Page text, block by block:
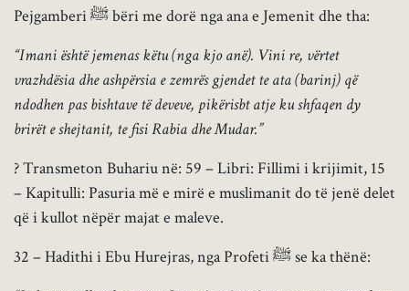
Pejgamberi ﷺ bëri me dorë nga ana e Jemenit dhe tha:
“Imani është jemenas këtu (nga kjo anë). Vini re, vërtet
vrazhdësia dhe ashpërsia e zemrës gjendet te ata (barinj) që
ndodhen pas bishtave të deveve, pikërisbt atje ku shfaqen dy
brirët e shejtanit, te fisi Rabia dhe Mudar.”
? Transmeton Buhariu në: 59 – Libri: Fillimi i krijimit, 15
– Kapitulli: Pasuria më e mirë e muslimanit do të jenë delet
që i kullot nëpër majat e maleve.
32 – Hadithi i Ebu Hurejras, nga Profeti ﷺ se ka thënë: